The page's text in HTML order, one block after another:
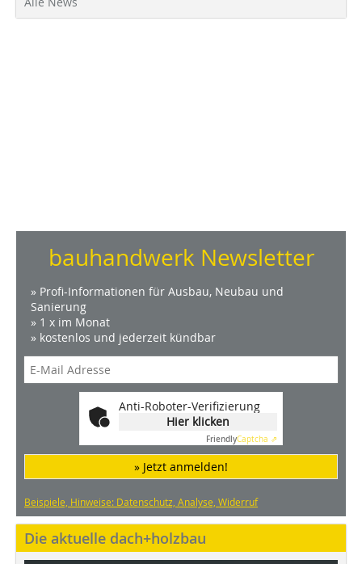
bauhandwerk Newsletter
» Profi-Informationen für Ausbau, Neubau und
Sanierung
» 1 x im Monat
» kostenlos und jederzeit kündbar
Anti-Roboter-Verifizierung
Hier klicken
FriendlyCaptcha ⇗
» Jetzt anmelden!
Beispiele, Hinweise: Datenschutz, Analyse, Widerruf
Die aktuelle dach+holzbau